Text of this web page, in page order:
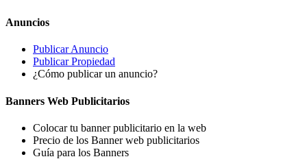
Anuncios
Publicar Anuncio
Publicar Propiedad
¿Cómo publicar un anuncio?
Banners Web Publicitarios
Colocar tu banner publicitario en la web
Precio de los Banner web publicitarios
Guía para los Banners